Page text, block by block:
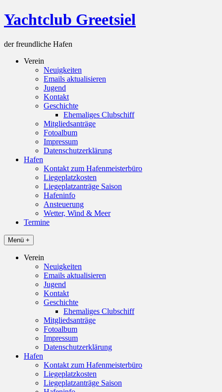
Skip
to
Yachtclub Greetsiel
der freundliche Hafen
Verein
Neuigkeiten
Emails aktualisieren
Jugend
Kontakt
Geschichte
Ehemaliges Clubschiff
Mitgliedsanträge
Fotoalbum
Impressum
Datenschutzerklärung
Hafen
Kontakt zum Hafenmeisterbüro
Liegeplatzkosten
Liegeplatzanträge Saison
Hafeninfo
Ansteuerung
Wetter, Wind & Meer
Termine
Menü +
Verein
Neuigkeiten
Emails aktualisieren
Jugend
Kontakt
Geschichte
Ehemaliges Clubschiff
Mitgliedsanträge
Fotoalbum
Impressum
Datenschutzerklärung
Hafen
Kontakt zum Hafenmeisterbüro
Liegeplatzkosten
Liegeplatzanträge Saison